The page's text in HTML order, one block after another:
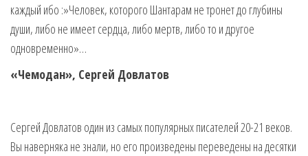
каждый ибо :»Человек, которого Шантарам не тронет до глубины
души, либо не имеет сердца, либо мертв, либо то и другое
одновременно»…
«Чемодан», Сергей Довлатов
Сергей Довлатов один из самых популярных писателей 20-21 веков.
Вы наверняка не знали, но его произведены переведены на десятки